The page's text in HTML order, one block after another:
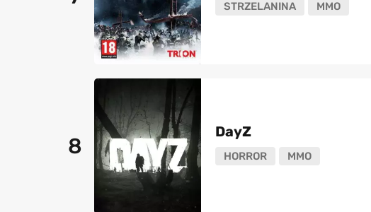
STRZELANINA MMO
8
DayZ
HORROR MMO